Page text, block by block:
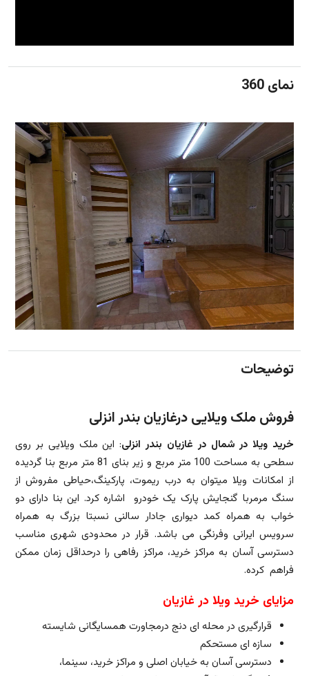
نمای 360
توضیحات
فروش ملک ویلایی درغازیان بندر انزلی
خرید ویلا در شمال در غازیان بندر انزلی: این ملک ویلایی بر روی
سطحی به مساحت 100 متر مربع و زیر بنای 81 متر مربع بنا گردیده
از امکانات ویلا میتوان به درب ریموت، پارکینگ،حیاطی مفروش از
سنگ مرمربا گنجایش پارک یک خودرو اشاره کرد. این بنا دارای دو
خواب به همراه کمد دیواری جادار سالنی نسبتا بزرگ به همراه
سرویس ایرانی وفرنگی می باشد. قرار در محدودی شهری مناسب
دسترسی آسان به مراکز خرید، مراکز رفاهی را درحداقل زمان ممکن
فراهم کرده.
مزایای خرید ویلا در غازیان
قرارگیری در محله ای دنج درمجاورت همسایگانی شایسته
سازه ای مستحکم
دسترسی آسان به خیابان اصلی و مراکز خرید، سینما،